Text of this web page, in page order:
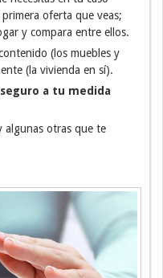
oferta que veas;
y compara entre ellos.
(los muebles y
(la vivienda en sí).
seguro a tu medida
algunas otras que te